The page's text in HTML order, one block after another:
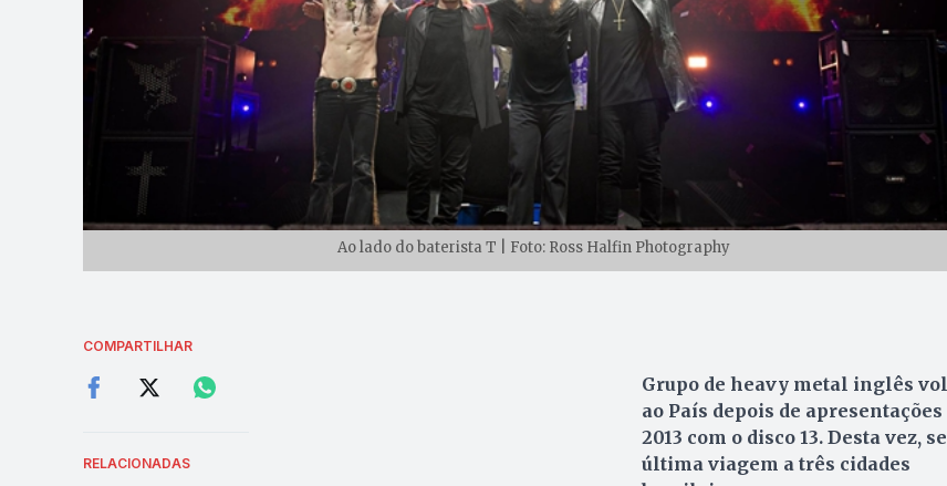
Ao lado do baterista T | Foto: Ross Halfin Photography
COMPARTILHAR
RELACIONADAS
Grupo de heavy metal inglês
ao País depois de apresentações
2013 com o disco 13. Desta vez,
última viagem a três cidades